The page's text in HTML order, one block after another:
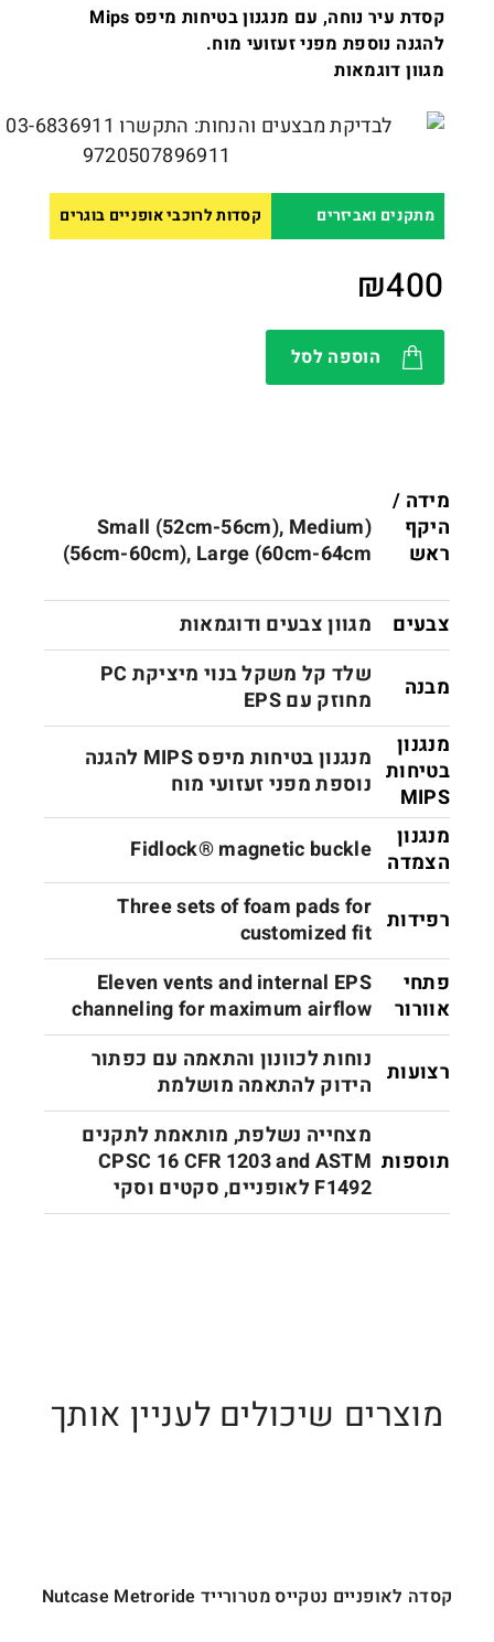
קסדת עיר נוחה, עם מנגנון בטיחות מיפס Mips
להגנה נוספת מפני זעזועי מוח.
מגוון דוגמאות
מתקנים ואביזרים קסדות לרוכבי אופניים בוגרים
₪400
הוספה לסל
מידה /
היקף
ראש
(Small (52cm-56cm), Medium
(56cm-60cm), Large (60cm-64cm
צבעים מגוון צבעים ודוגמאות
מבנה
שלד קל משקל בנוי מיציקת PC
מחוזק עם EPS
מנגנון
בטיחות
MIPS
מנגנון בטיחות מיפס MIPS להגנה
נוספת מפני זעזועי מוח
מנגנון
הצמדה Fidlock® magnetic buckle
רפידות Three sets of foam pads for
customized fit
פתחי
אוורור
Eleven vents and internal EPS
channeling for maximum airflow
רצועות נוחות לכוונון והתאמה עם כפתור
הידוק להתאמה מושלמת
תוספות
מצחייה נשלפת, מותאמת לתקנים
CPSC 16 CFR 1203 and ASTM
F1492 לאופניים, סקטים וסקי
מוצרים שיכולים לעניין אותך
קסדה לאופניים נטקייס מטרורייד Nutcase Metroride